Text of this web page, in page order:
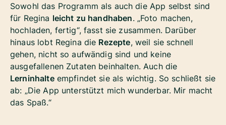
Sowohl das Programm als auch die App selbst sind
für Regina leicht zu handhaben. „Foto machen,
hochladen, fertig“, fasst sie zusammen. Darüber
hinaus lobt Regina die Rezepte, weil sie schnell
gehen, nicht so aufwändig sind und keine
ausgefallenen Zutaten beinhalten. Auch die
Lerninhalteempfindet sie als wichtig. So schließt sie
ab: „Die App unterstützt mich wunderbar. Mir macht
das Spaß.“